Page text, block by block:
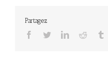
Partagez
Facebook
TwitterLinkedinReddit